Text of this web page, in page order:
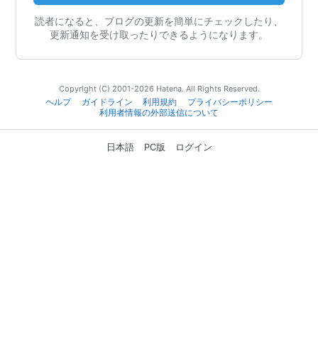
読者になると、ブログの更新を簡単にチェックしたり、
更新通知を受け取ったりできるようになります。
Copyright (C) 2001-2026 Hatena. All Rights Reserved.
ヘルプ
ガイドライン 利用規約
プライバシーポリシー
利用者情報の外部送信について
日本語 PC版 ログイン